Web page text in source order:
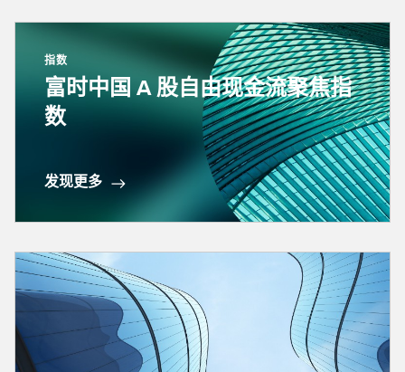
指数
富时中国 A 股自由现金流聚焦指
数
发
多
发现更多